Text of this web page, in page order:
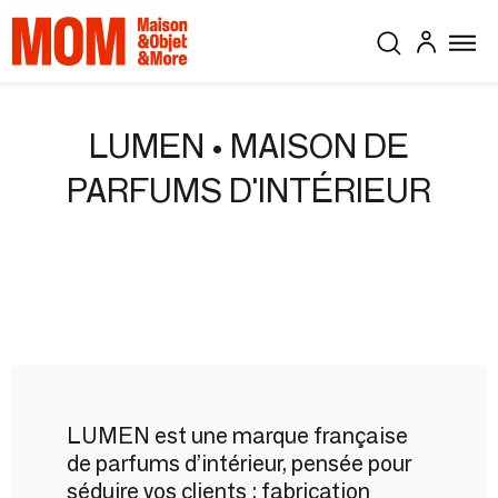
LUMEN • MAISON DE
PARFUMS D'INTÉRIEUR
LUMEN est une marque française
de parfums d’intérieur, pensée pour
séduire vos clients : fabrication